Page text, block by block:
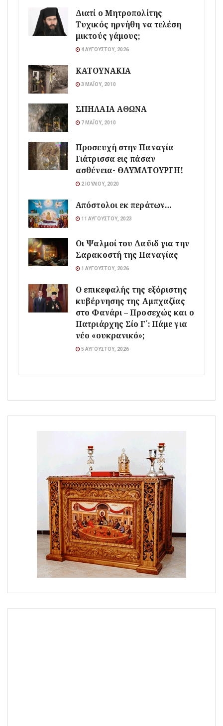
Διατί ο Μητροπολίτης
Τυχικός ηρνήθη να τελέση
μικτούς γάμους;
4 ΑΥΓΟΎΣΤΟΥ, 2026
ΚΑΤΟΥΝΑΚΙΑ
3 ΜΑΪ́ΟΥ, 2010
ΣΠΗΛΑΙΑ ΑΘΩΝΑ
7 ΜΑΪ́ΟΥ, 2010
Προσευχή στην Παναγία
Γιάτρισσα εις πάσαν
ασθένεια- ΘΑΥΜΑΤΟΥΡΓΗ!
2 ΙΟΥΛΊΟΥ, 2020
Απόστολοι εκ περάτων…
11 ΑΥΓΟΎΣΤΟΥ, 2023
Οι Ψαλμοί του Δαϋιδ για την
Σαρακοστή της Παναγίας
1 ΑΥΓΟΎΣΤΟΥ, 2026
Ο επικεφαλής της εξόριστης
κυβέρνησης της Αμπχαζίας
στο Φανάρι – Προσεχώς και ο
Πατριάρχης Σίο Γ΄: Πάμε για
νέο «ουκρανικό»;
5 ΑΥΓΟΎΣΤΟΥ, 2026